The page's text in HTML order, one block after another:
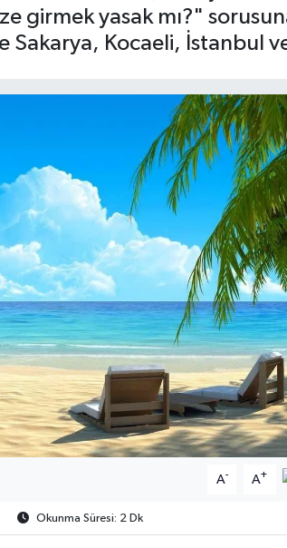
girmek yasak mı?"
Sakarya, Kocaeli,
A- A+
Okunma Süresi: 2 Dk